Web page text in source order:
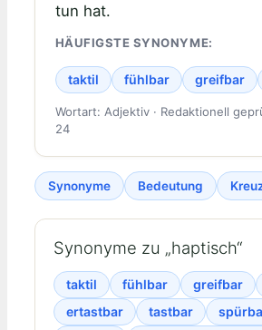
tun hat.
HÄUFIGSTE SYNONYME:
taktil fühlbar greifbar
Wortart: Adjektiv · Redaktionell
24
Synonyme Bedeutung
Synonyme zu „haptisch“
taktil fühlbar greifbar
ertastbar
tastbar